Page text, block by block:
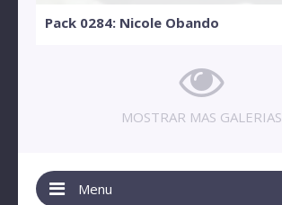
Pack 0284: Nicole Obando
MOSTRAR MAS GALERIAS
Menu